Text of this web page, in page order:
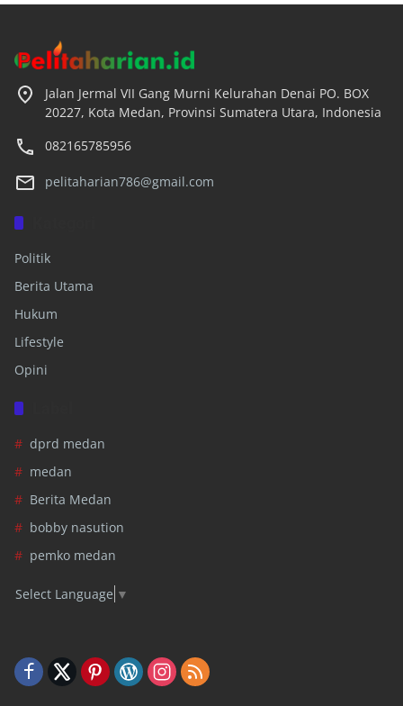
Jalan Jermal VII Gang Murni Kelurahan Denai PO. BOX
20227, Kota Medan, Provinsi Sumatera Utara, Indonesia
082165785956
pelitaharian786@gmail.com
Politik
Berita Utama
Hukum
Lifestyle
Opini
dprd medan
medan
Berita Medan
bobby nasution
pemko medan
Select Language ▼